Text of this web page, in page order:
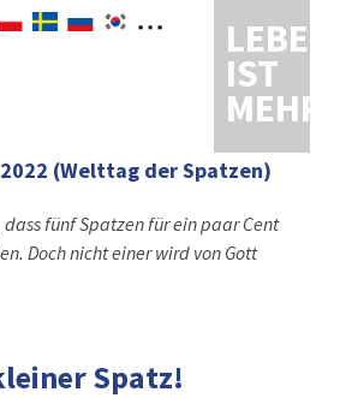
LEBEN
IST
MEHR
(Welttag der Spatzen)
dass fünf Spatzen für ein paar Cent
Doch nicht einer wird von Gott
Spatz!